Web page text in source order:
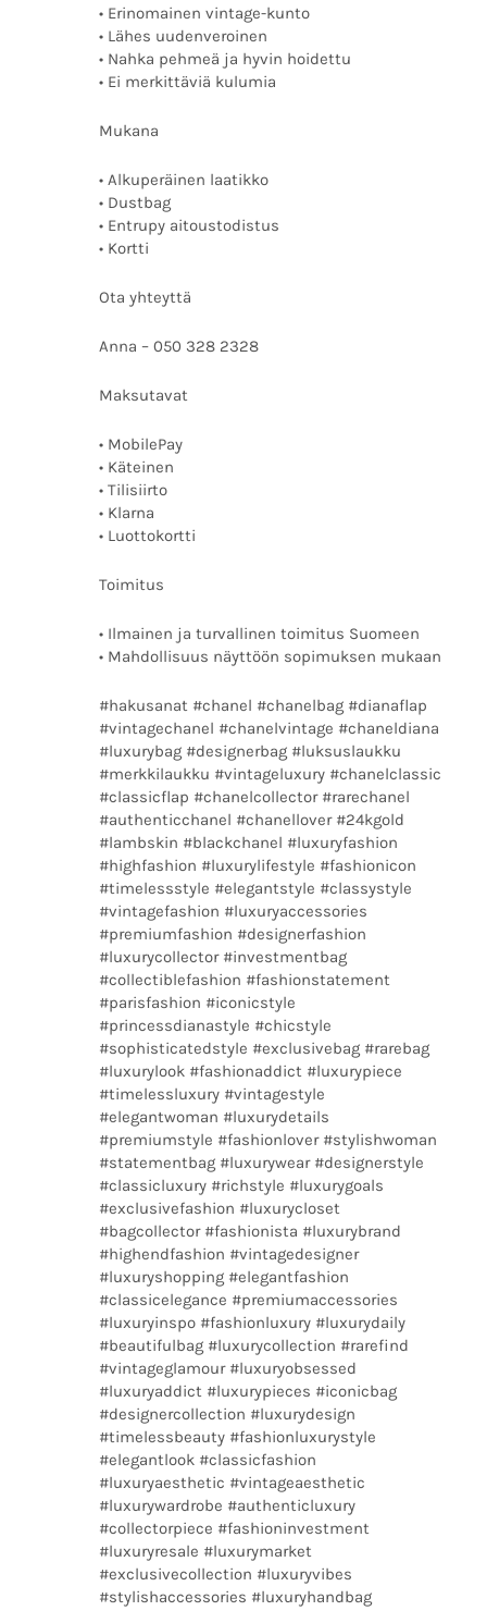
• Erinomainen vintage-kunto
• Lähes uudenveroinen
• Nahka pehmeä ja hyvin hoidettu
• Ei merkittäviä kulumia
Mukana
• Alkuperäinen laatikko
• Dustbag
• Entrupy aitoustodistus
• Kortti
Ota yhteyttä
Anna – 050 328 2328
Maksutavat
• MobilePay
• Käteinen
• Tilisiirto
• Klarna
• Luottokortti
Toimitus
• Ilmainen ja turvallinen toimitus Suomeen
• Mahdollisuus näyttöön sopimuksen mukaan
#hakusanat #chanel #chanelbag #dianaflap
#vintagechanel #chanelvintage #chaneldiana
#luxurybag #designerbag #luksuslaukku
#merkkilaukku #vintageluxury #chanelclassic
#classicflap #chanelcollector #rarechanel
#authenticchanel #chanellover #24kgold
#lambskin #blackchanel #luxuryfashion
#highfashion #luxurylifestyle #fashionicon
#timelessstyle #elegantstyle #classystyle
#vintagefashion #luxuryaccessories
#premiumfashion #designerfashion
#luxurycollector #investmentbag
#collectiblefashion #fashionstatement
#parisfashion #iconicstyle
#princessdianastyle #chicstyle
#sophisticatedstyle #exclusivebag #rarebag
#luxurylook #fashionaddict #luxurypiece
#timelessluxury #vintagestyle
#elegantwoman #luxurydetails
#premiumstyle #fashionlover #stylishwoman
#statementbag #luxurywear #designerstyle
#classicluxury #richstyle #luxurygoals
#exclusivefashion #luxurycloset
#bagcollector #fashionista #luxurybrand
#highendfashion #vintagedesigner
#luxuryshopping #elegantfashion
#classicelegance #premiumaccessories
#luxuryinspo #fashionluxury #luxurydaily
#beautifulbag #luxurycollection #rarefind
#vintageglamour #luxuryobsessed
#luxuryaddict #luxurypieces #iconicbag
#designercollection #luxurydesign
#timelessbeauty #fashionluxurystyle
#elegantlook #classicfashion
#luxuryaesthetic #vintageaesthetic
#luxurywardrobe #authenticluxury
#collectorpiece #fashioninvestment
#luxuryresale #luxurymarket
#exclusivecollection #luxuryvibes
#stylishaccessories #luxuryhandbag